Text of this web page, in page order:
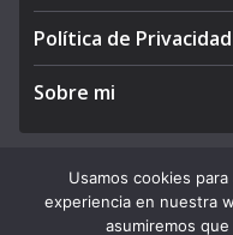
Política de Privacidad
Sobre mi
Copyright © 2026
Usamos cookies
experiencia en nuestra
asumiremos